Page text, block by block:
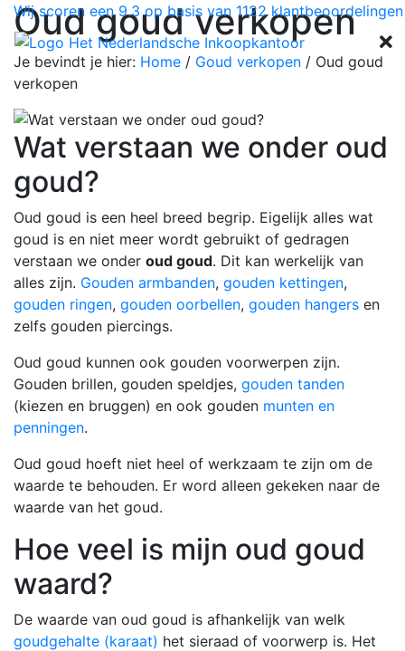
Wij scoren een 9.3op basis van 1122klantbeoordelingen
Oud goud verkopen
Je bevindt je hier: Home / Goud verkopen / Oud goud
verkopen
Wat verstaan we onder oud
goud?
Oud goud is een heel breed begrip. Eigelijk alles wat
goud is en niet meer wordt gebruikt of gedragen
verstaan we onder oud goud. Dit kan werkelijk van
alles zijn. Gouden armbanden, gouden kettingen,
gouden ringen, gouden oorbellen, gouden hangers en
zelfs gouden piercings.
Oud goud kunnen ook gouden voorwerpen zijn.
Gouden brillen, gouden speldjes, gouden tanden
(kiezen en bruggen) en ook gouden munten en
penningen.
Oud goud hoeft niet heel of werkzaam te zijn om de
waarde te behouden. Er word alleen gekeken naar de
waarde van het goud.
Hoe veel is mijn oud goud
waard?
De waarde van oud goud is afhankelijk van welk
goudgehalte (karaat) het sieraad of voorwerp is. Het